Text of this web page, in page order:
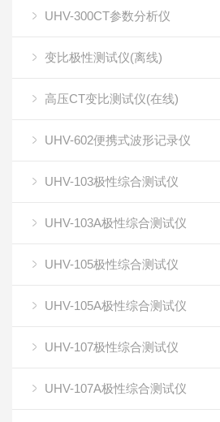
UHV-300CT参数分析仪
变比极性测试仪(离线)
高压CT变比测试仪(在线)
UHV-602便携式波形记录仪
UHV-103极性综合测试仪
UHV-103A极性综合测试仪
UHV-105极性综合测试仪
UHV-105A极性综合测试仪
UHV-107极性综合测试仪
UHV-107A极性综合测试仪